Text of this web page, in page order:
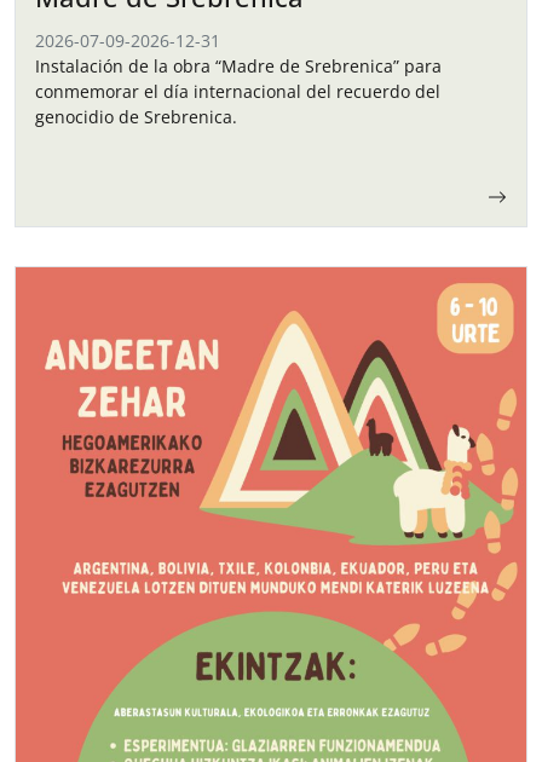
2026-07-09-2026-12-31
Instalación de la obra “Madre de Srebrenica” para
conmemorar el día internacional del recuerdo del
genocidio de Srebrenica.